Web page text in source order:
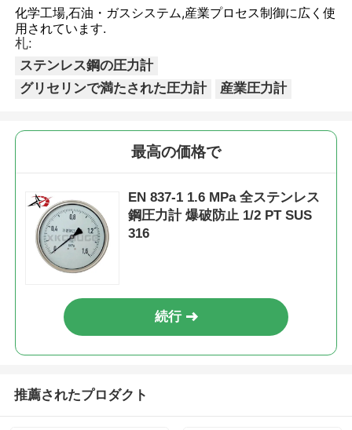
化学工場,石油・ガスシステム,産業プロセス制御に広く使
用されています.
札:
ステンレス鋼の圧力計
グリセリンで満たされた圧力計
産業圧力計
最高の価格で
EN 837-1 1.6 MPa 全ステンレス
鋼圧力計 爆破防止 1/2 PT SUS
316
続行
推薦されたプロダクト